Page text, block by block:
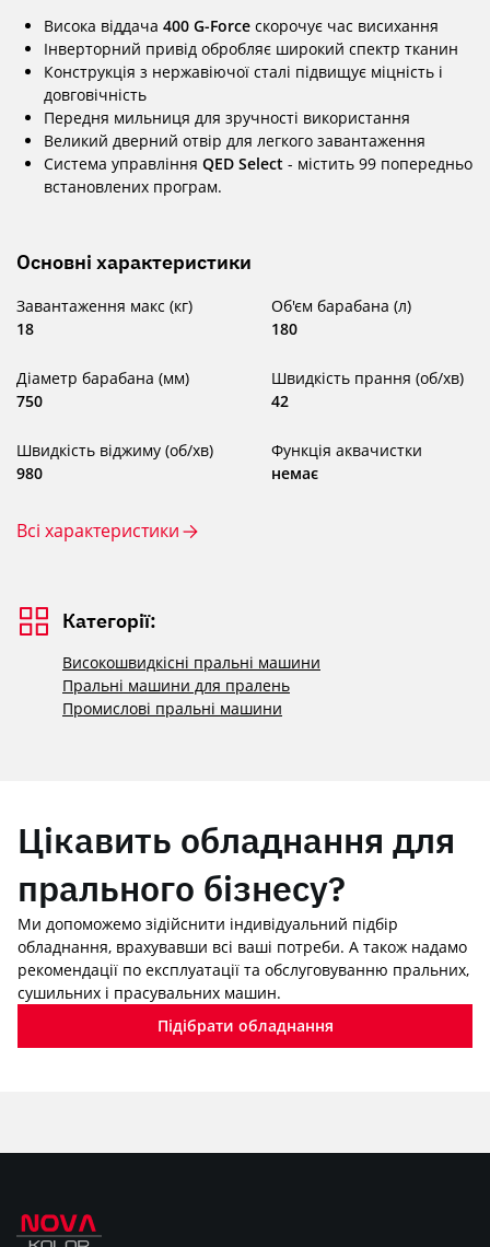
Висока віддача 400 G-Force скорочує час висихання
Інверторний привід обробляє широкий спектр тканин
Конструкція з нержавіючої сталі підвищує міцність і
довговічність
Передня мильниця для зручності використання
Великий дверний отвір для легкого завантаження
Система управління QED Select - містить 99 попередньо
встановлених програм.
Основні характеристики
Завантаження макс (кг)
18
Об'єм барабана (л)
180
Діаметр барабана (мм)
750
Швидкість прання (об/хв)
42
Швидкість віджиму (об/хв)
980
Функція аквачистки
немає
Всі характеристики
Категорії:
Високошвидкісні пральні машини
Пральні машини для пралень
Промислові пральні машини
Цікавить обладнання для
прального бізнесу?
Ми допоможемо зідійснити індивідуальний підбір
обладнання, врахувавши всі ваші потреби. А також надамо
рекомендації по експлуатації та обслуговуванню пральних,
сушильних і прасувальних машин.
Підібрати обладнання